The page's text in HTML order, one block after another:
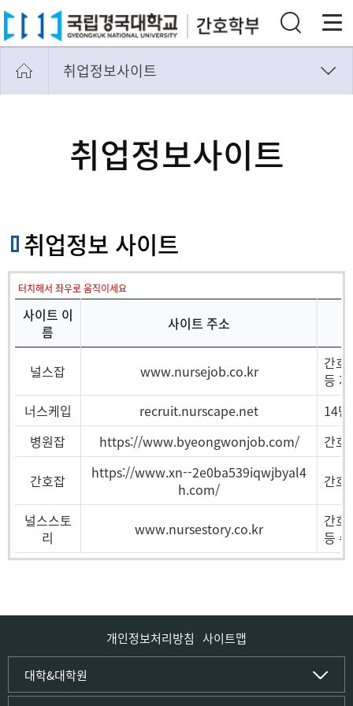
취업정보사이트
취업정보사이트
취업공고문
취업정보사이트
취업정보 사이트
터치해서 좌우로 움직이세요
사이트 이
름
사이트 주소
널스잡 www.nursejob.co.kr
간호
등
너스케입
recruit.nurscape.net
14
병원잡
https://www.byeongwonjob.com/ 간호
간호잡
https://www.xn--2e0ba539iqwjbyal4
h.com/
간호
널스스토
리
www.nursestory.co.kr
간호
등
개인정보처리방침 사이트맵
대학&대학원
인문사회·IT대학
인문·문화학부